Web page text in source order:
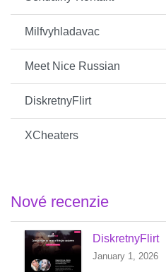
Milfvyhladavac
Meet Nice Russian
DiskretnyFlirt
XCheaters
Nové recenzie
DiskretnyFlirt
January 1, 2026